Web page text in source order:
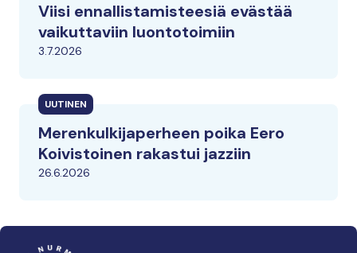
Viisi ennallistamisteesiä evästää
vaikuttaviin luontotoimiin
3.7.2026
UUTINEN
Merenkulkijaperheen poika Eero
Koivistoinen rakastui jazziin
26.6.2026